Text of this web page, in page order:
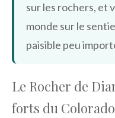
sur les rochers, et
monde sur le
paisible peu
Le Rocher de
forts du